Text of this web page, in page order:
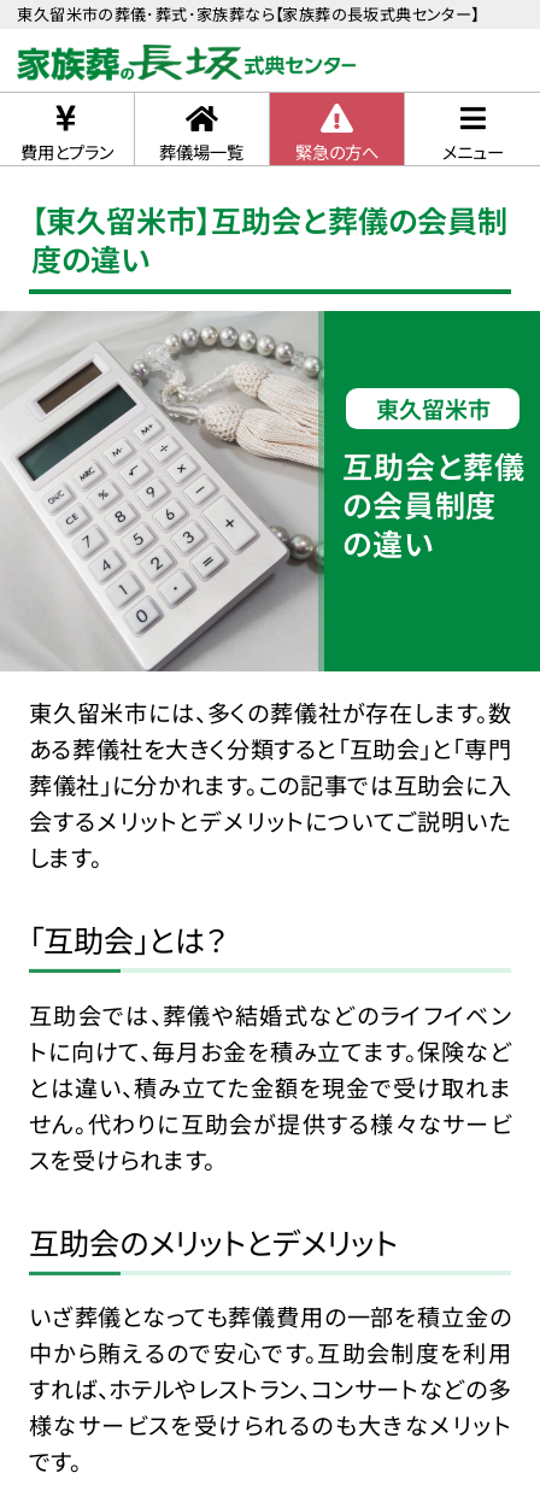
東久留米市の葬儀･葬式･家族葬なら【家族葬の長坂式典センター】
費用とプラン 葬儀場一覧 緊急の方へ メニュー
【東久留米市】互助会と葬儀の会員制
度の違い
東久留米市
互助会と葬儀
の会員制度
の違い
東久留米市には、多くの葬儀社が存在します。数
ある葬儀社を大きく分類すると「互助会」と「専門
葬儀社」に分かれます。この記事では互助会に入
会するメリットとデメリットについてご説明いた
します。
「互助会」とは？
互助会では、葬儀や結婚式などのライフイベン
トに向けて、毎月お金を積み立てます。保険など
とは違い、積み立てた金額を現金で受け取れま
せん。代わりに互助会が提供する様々なサービ
スを受けられます。
互助会のメリットとデメリット
いざ葬儀となっても葬儀費用の一部を積立金の
中から賄えるので安心です。互助会制度を利用
すれば、ホテルやレストラン、コンサートなどの多
様なサービスを受けられるのも大きなメリット
です。